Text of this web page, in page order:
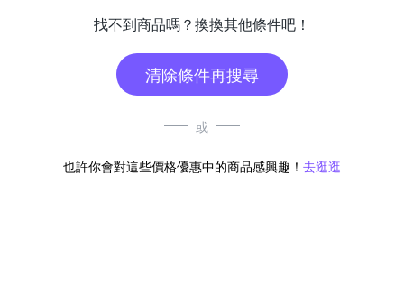
找不到商品嗎？換換其他條件吧！
清除條件再搜尋
或
也許你會對這些價格優惠中的商品感興趣！ 去逛逛